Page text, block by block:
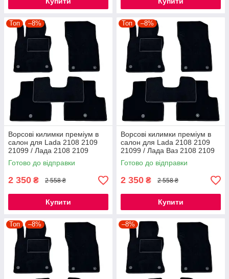
Топ –8%
Ворсові килимки преміум в
салон для Lada 2108 2109
21099 / Лада 2108 2109
21099 килимки
Готово до відправки
2 350 ₴ 2 558 ₴
Купити
Топ –8%
Ворсові килимки преміум в
салон для Lada 2108 2109
21099 / Лада Ваз 2108 2109
21099 килимки
Готово до відправки
2 350 ₴ 2 558 ₴
Купити
Топ –8% –8%